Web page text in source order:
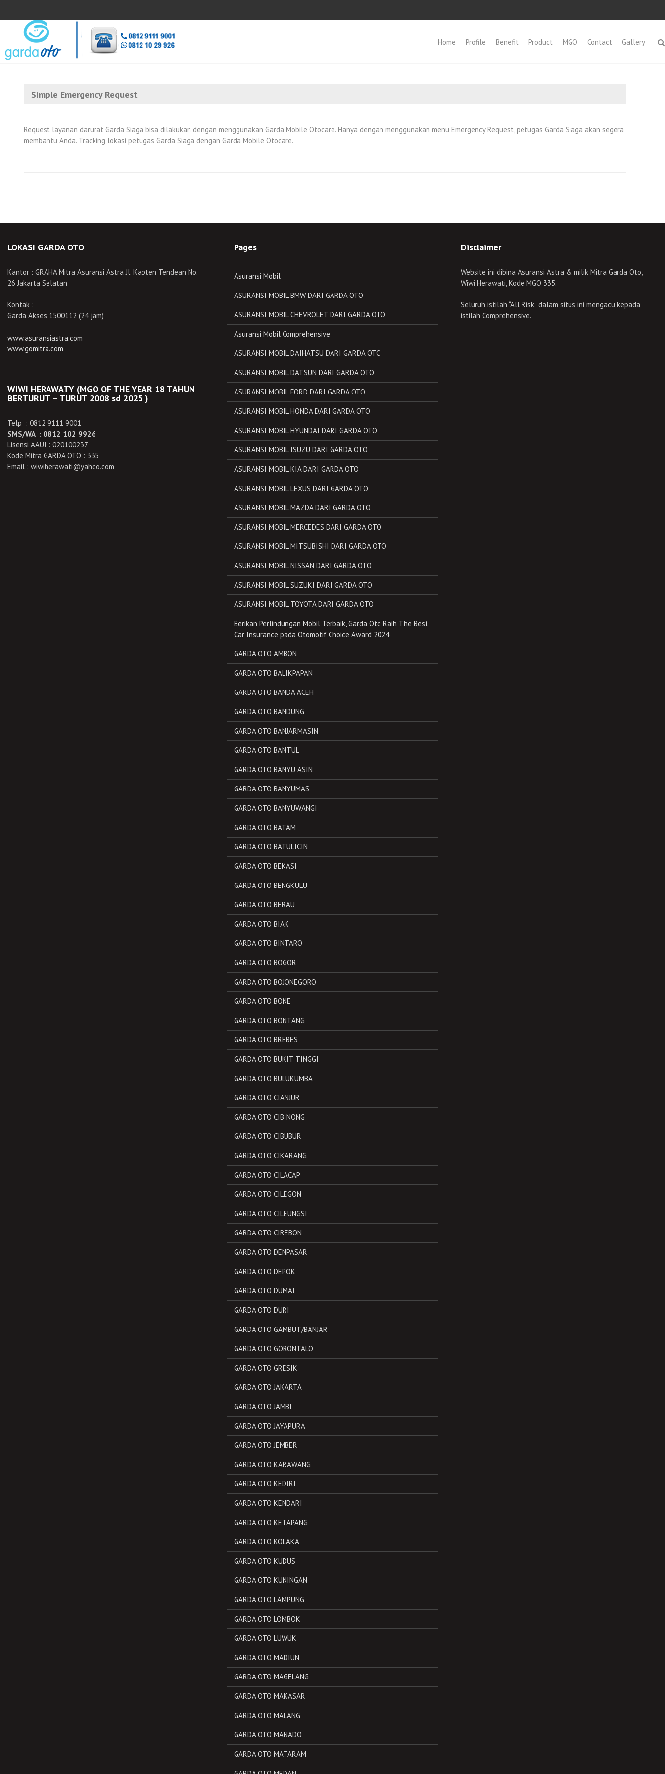
Home Profile Benefit Product MGO Contact Gallery
Simple Emergency Request
Request layanan darurat Garda Siaga bisa dilakukan dengan menggunakan Garda Mobile Otocare. Hanya dengan menggunakan menu Emergency Request, petugas Garda Siaga akan segera
membantu Anda. Tracking lokasi petugas Garda Siaga dengan Garda Mobile Otocare.
LOKASI GARDA OTO
Kantor : GRAHA Mitra Asuransi Astra Jl. Kapten Tendean No.
26 Jakarta Selatan
Kontak :
Garda Akses 1500112 (24 jam)
www.asuransiastra.com
www.gomitra.com
WIWI HERAWATY (MGO OF THE YEAR 18 TAHUN
BERTURUT – TURUT 2008 sd 2025 )
Telp : 0812 9111 9001
SMS/WA : 0812 102 9926
Lisensi AAUI : 020100237
Kode Mitra GARDA OTO : 335
Email : wiwiherawati@yahoo.com
Pages
Asuransi Mobil
ASURANSI MOBIL BMW DARI GARDA OTO
ASURANSI MOBIL CHEVROLET DARI GARDA OTO
Asuransi Mobil Comprehensive
ASURANSI MOBIL DAIHATSU DARI GARDA OTO
ASURANSI MOBIL DATSUN DARI GARDA OTO
ASURANSI MOBIL FORD DARI GARDA OTO
ASURANSI MOBIL HONDA DARI GARDA OTO
ASURANSI MOBIL HYUNDAI DARI GARDA OTO
ASURANSI MOBIL ISUZU DARI GARDA OTO
ASURANSI MOBIL KIA DARI GARDA OTO
ASURANSI MOBIL LEXUS DARI GARDA OTO
ASURANSI MOBIL MAZDA DARI GARDA OTO
ASURANSI MOBIL MERCEDES DARI GARDA OTO
ASURANSI MOBIL MITSUBISHI DARI GARDA OTO
ASURANSI MOBIL NISSAN DARI GARDA OTO
ASURANSI MOBIL SUZUKI DARI GARDA OTO
ASURANSI MOBIL TOYOTA DARI GARDA OTO
Berikan Perlindungan Mobil Terbaik, Garda Oto Raih The Best
Car Insurance pada Otomotif Choice Award 2024
GARDA OTO AMBON
GARDA OTO BALIKPAPAN
GARDA OTO BANDA ACEH
GARDA OTO BANDUNG
GARDA OTO BANJARMASIN
GARDA OTO BANTUL
GARDA OTO BANYU ASIN
GARDA OTO BANYUMAS
GARDA OTO BANYUWANGI
GARDA OTO BATAM
GARDA OTO BATULICIN
GARDA OTO BEKASI
GARDA OTO BENGKULU
GARDA OTO BERAU
GARDA OTO BIAK
GARDA OTO BINTARO
GARDA OTO BOGOR
GARDA OTO BOJONEGORO
GARDA OTO BONE
GARDA OTO BONTANG
GARDA OTO BREBES
GARDA OTO BUKIT TINGGI
GARDA OTO BULUKUMBA
GARDA OTO CIANJUR
GARDA OTO CIBINONG
GARDA OTO CIBUBUR
GARDA OTO CIKARANG
GARDA OTO CILACAP
GARDA OTO CILEGON
GARDA OTO CILEUNGSI
GARDA OTO CIREBON
GARDA OTO DENPASAR
GARDA OTO DEPOK
GARDA OTO DUMAI
GARDA OTO DURI
GARDA OTO GAMBUT/BANJAR
GARDA OTO GORONTALO
GARDA OTO GRESIK
GARDA OTO JAKARTA
GARDA OTO JAMBI
GARDA OTO JAYAPURA
GARDA OTO JEMBER
GARDA OTO KARAWANG
GARDA OTO KEDIRI
GARDA OTO KENDARI
GARDA OTO KETAPANG
GARDA OTO KOLAKA
GARDA OTO KUDUS
GARDA OTO KUNINGAN
GARDA OTO LAMPUNG
GARDA OTO LOMBOK
GARDA OTO LUWUK
GARDA OTO MADIUN
GARDA OTO MAGELANG
GARDA OTO MAKASAR
GARDA OTO MALANG
GARDA OTO MANADO
GARDA OTO MATARAM
Disclaimer
Website ini dibina Asuransi Astra & milik Mitra Garda Oto,
Wiwi Herawati, Kode MGO 335.
Seluruh istilah “All Risk” dalam situs ini mengacu kepada
istilah Comprehensive.